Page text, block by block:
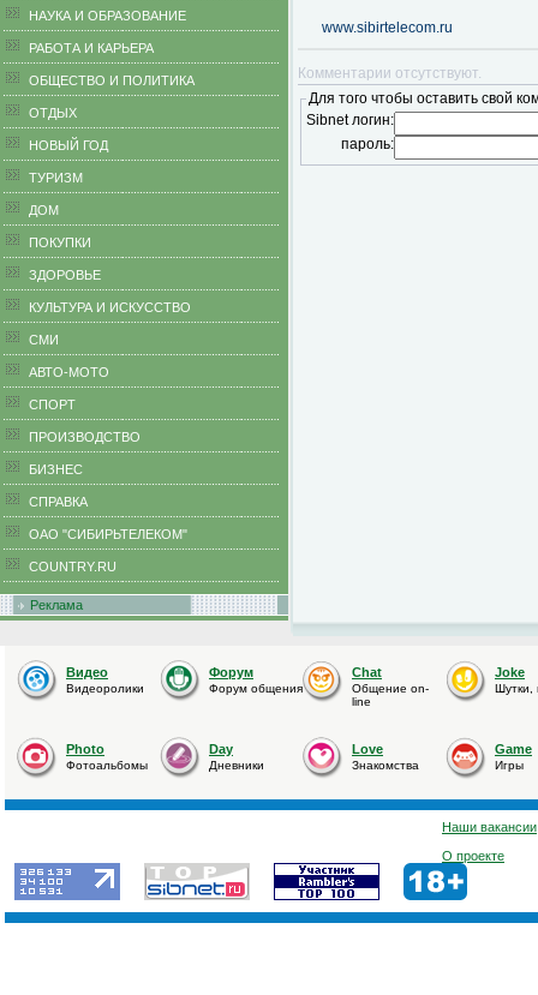
НАУКА И ОБРАЗОВАНИЕ
РАБОТА И КАРЬЕРА
ОБЩЕСТВО И ПОЛИТИКА
ОТДЫХ
НОВЫЙ ГОД
ТУРИЗМ
ДОМ
ПОКУПКИ
ЗДОРОВЬЕ
КУЛЬТУРА И ИСКУССТВО
СМИ
АВТО-МОТО
СПОРТ
ПРОИЗВОДСТВО
БИЗНЕС
CПРАВКА
ОАО "СИБИРЬТЕЛЕКОМ"
COUNTRY.RU
Реклама
www.sibirtelecom.ru
Комментарии отсутствуют.
Для того чтобы оставить свой
Sibnet логин:
пароль:
Видео
Видеоролики
Форум
Форум общения
Chat
Общение on-
line
Joke
Шутки,
Photo
Фотоальбомы
Day
Дневники
Love
Знакомства
Game
Игры
Наши вакансии
О проекте